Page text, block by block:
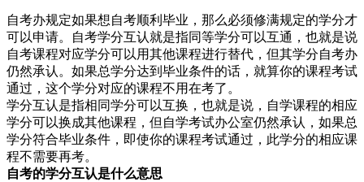
自考办规定如果想自考顺利毕业，那么必须修满规定的学分才
可以申请。自考学分互认就是指同等学分可以互通，也就是说
自考课程对应学分可以用其他课程进行替代，但其学分自考办
仍然承认。如果总学分达到毕业条件的话，就算你的课程考试
通过，这个学分对应的课程不用在考了。
学分互认是指相同学分可以互换，也就是说，自学课程的相应
学分可以换成其他课程，但自学考试办公室仍然承认，如果总
学分符合毕业条件，即使你的课程考试通过，此学分的相应课
程不需要再考。
自考的学分互认是什么意思